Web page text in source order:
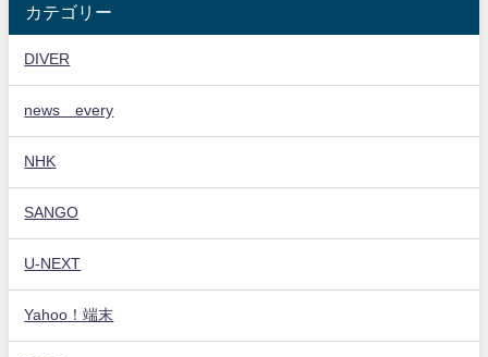
カテゴリー
DIVER
news every
NHK
SANGO
U-NEXT
Yahoo！端末